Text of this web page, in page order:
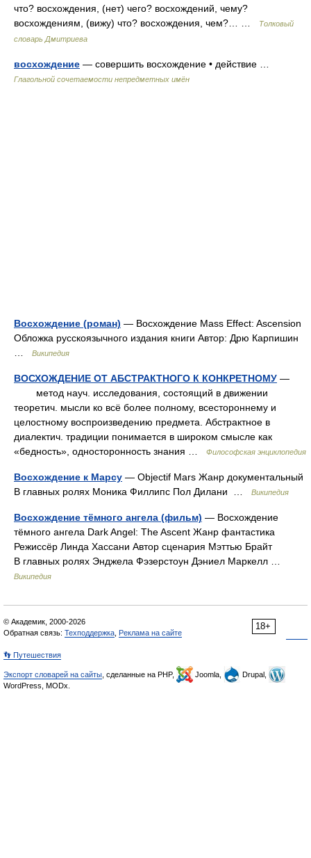
что? восхождения, (нет) чего? восхождений, чему?
восхождениям, (вижу) что? восхождения, чем?… …
Толковый
словарь Дмитриева
восхождение — совершить восхождение • действие …
Глагольной сочетаемости непредметных имён
Восхождение (роман) — Восхождение Mass Effect: Ascension
Обложка русскоязычного издания книги Автор: Дрю Карпишин
Википедия
ВОСХОЖДЕНИЕ ОТ АБСТРАКТНОГО К КОНКРЕТНОМУ —
метод науч. исследования, состоящий в движении
теоретич. мысли ко всё более полному, всестороннему и
целостному воспроизведению предмета. Абстрактное в
диалектич. традиции понимается в широком смысле как
«бедность», односторонность знания …
Философская энциклопедия
Восхождение к Марсу — Objectif Mars Жанр документальный
В главных ролях Моника Филлипс Пол Дилани …
Википедия
Восхождение тёмного ангела (фильм) — Восхождение
тёмного ангела Dark Angel: The Ascent Жанр фантастика
Режиссёр Линда Хассани Автор сценария Мэттью Брайт
В главных ролях Энджела Фэзерстоун Дэниел Маркелл …
Википедия
18+
© Академик, 2000-2026
Обратная связь: Техподдержка Реклама на сайте
👣 Путешествия
Экспорт словарей на сайты , сделанные на PHP, Joomla,
Drupal,
WordPress, MODx.